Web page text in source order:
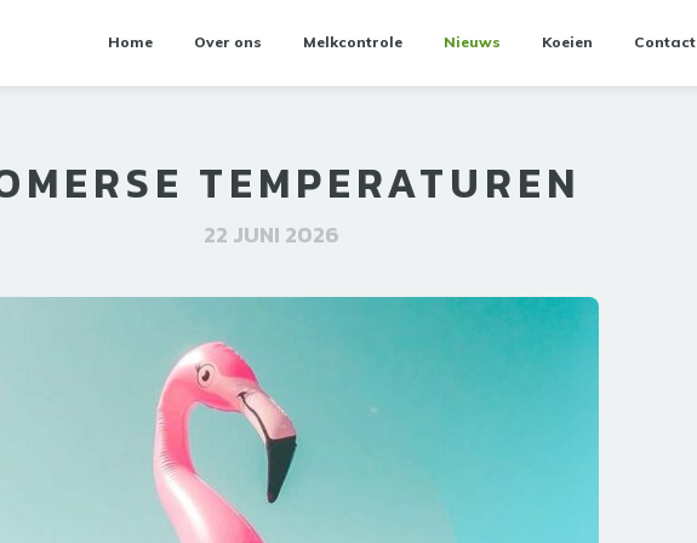
Home Over ons Melkcontrole Nieuws Koeien Contact
TEMPERATUREN
22 JUNI 2026